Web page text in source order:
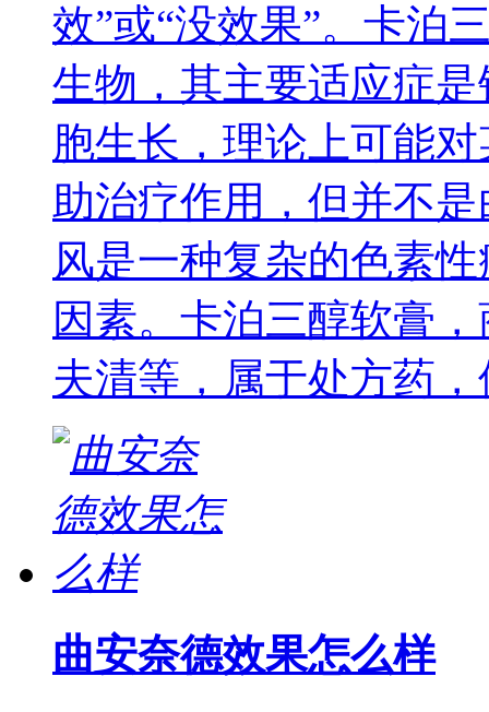
效”或“没效果”。卡泊
生物，其主要适应症
胞生长，理论上可能
助治疗作用，但并不
风是一种复杂的色素
因素。卡泊三醇软膏
夫清等，属于处方药，
曲安奈德效果怎么样